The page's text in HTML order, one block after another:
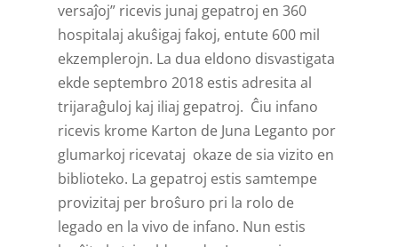
versaĵoj” ricevis junaj gepatroj en 360
hospitalaj akuŝigaj fakoj, entute 600 mil
ekzemplerojn. La dua eldono disvastigata
ekde septembro 2018 estis adresita al
trijaraĝuloj kaj iliaj gepatroj. Ĉiu infano
ricevis krome Karton de Juna Leganto por
glumarkoj ricevataj okaze de sia vizito en
biblioteko. La gepatroj estis samtempe
provizitaj per broŝuro pri la rolo de
legado en la vivo de infano. Nun estis